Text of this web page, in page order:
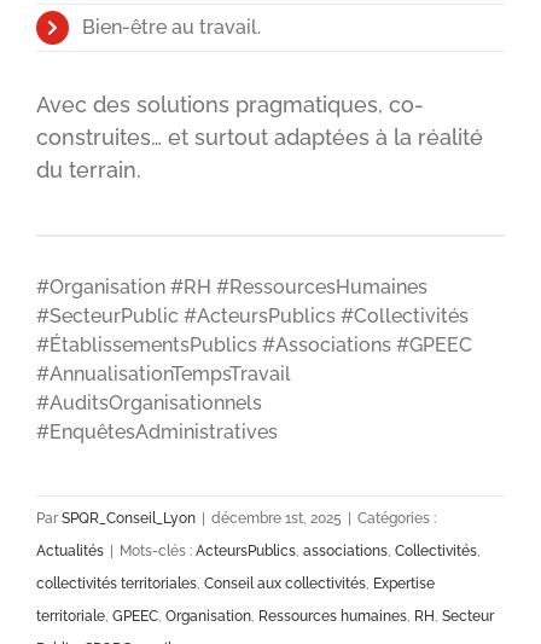
Bien-être au travail.
Avec des solutions pragmatiques, co-
construites… et surtout adaptées à la réalité
du terrain.
#Organisation #RH #RessourcesHumaines
#SecteurPublic #ActeursPublics #Collectivités
#ÉtablissementsPublics #Associations #GPEEC
#AnnualisationTempsTravail
#AuditsOrganisationnels
#EnquêtesAdministratives
Par SPQR_Conseil_Lyon décembre 1st, 2025
Catégories :
Actualités
Mots-clés : ActeursPublics, associations, Collectivités,
collectivités territoriales, Conseil aux collectivités, Expertise
territoriale, GPEEC, Organisation, Ressources humaines, RH, Secteur